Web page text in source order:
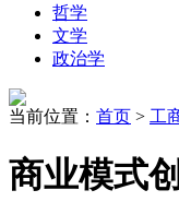
哲学
文学
政治学
当前位置： 首页 > 工
商业模式